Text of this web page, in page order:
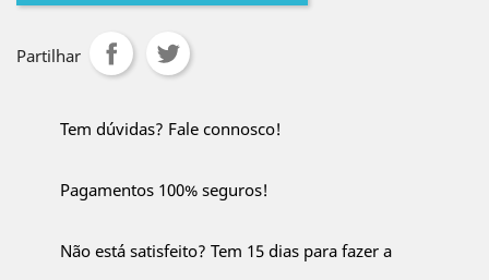
Partilhar
Tem dúvidas? Fale connosco!
Pagamentos 100% seguros!
Não está satisfeito? Tem 15 dias para fazer a